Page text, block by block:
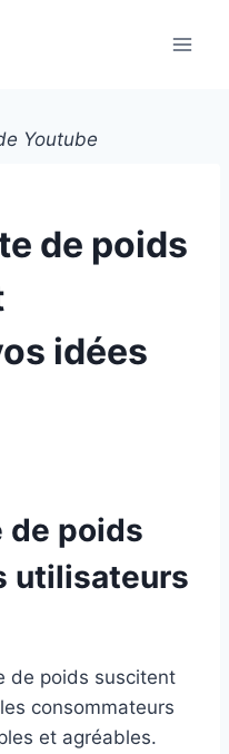
Youtube
de poids
idées
de poids
utilisateurs
de poids suscitent
consommateurs
et agréables.